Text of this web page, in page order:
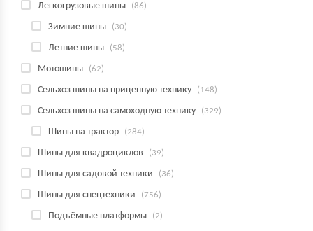
Легкогрузовые шины (86)
Зимние шины (30)
Летние шины (58)
Мотошины (62)
Сельхоз шины на прицепную технику (148)
Сельхоз шины на самоходную технику (329)
Шины на трактор (284)
Шины для квадроциклов (39)
Шины для садовой техники (36)
Шины для спецтехники (756)
Подъёмные платформы (2)